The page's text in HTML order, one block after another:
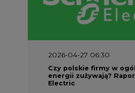
2026-04-27 06:30
Czy polskie firmy w
energii zużywają?
Electric